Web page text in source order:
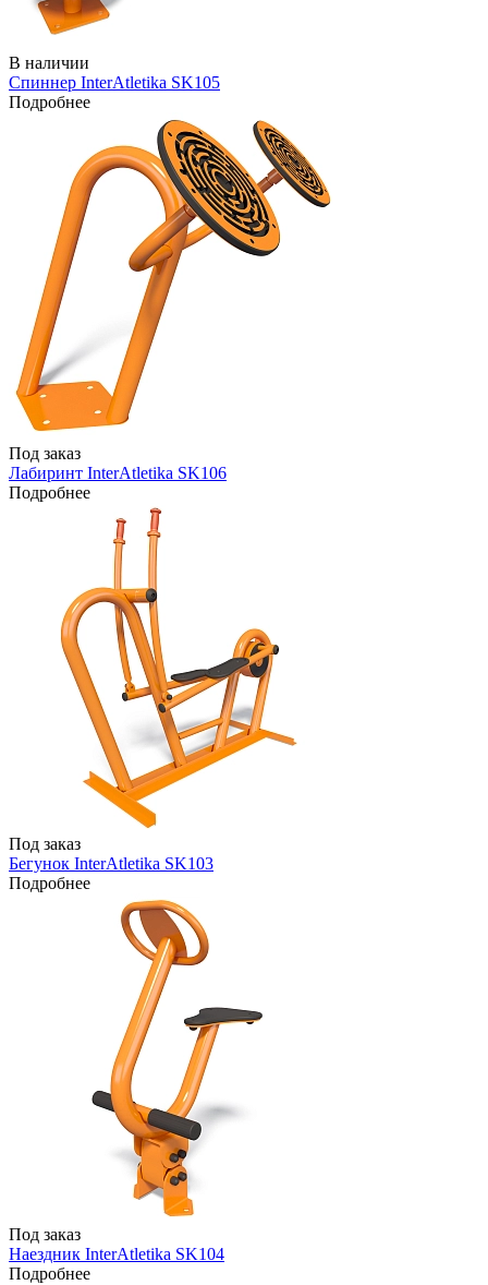
В наличии
Спиннер InterAtletika SK105
Подробнее
Под заказ
Лабиринт InterAtletika SK106
Подробнее
Под заказ
Бегунок InterAtletika SK103
Подробнее
Под заказ
Наездник InterAtletika SK104
Подробнее